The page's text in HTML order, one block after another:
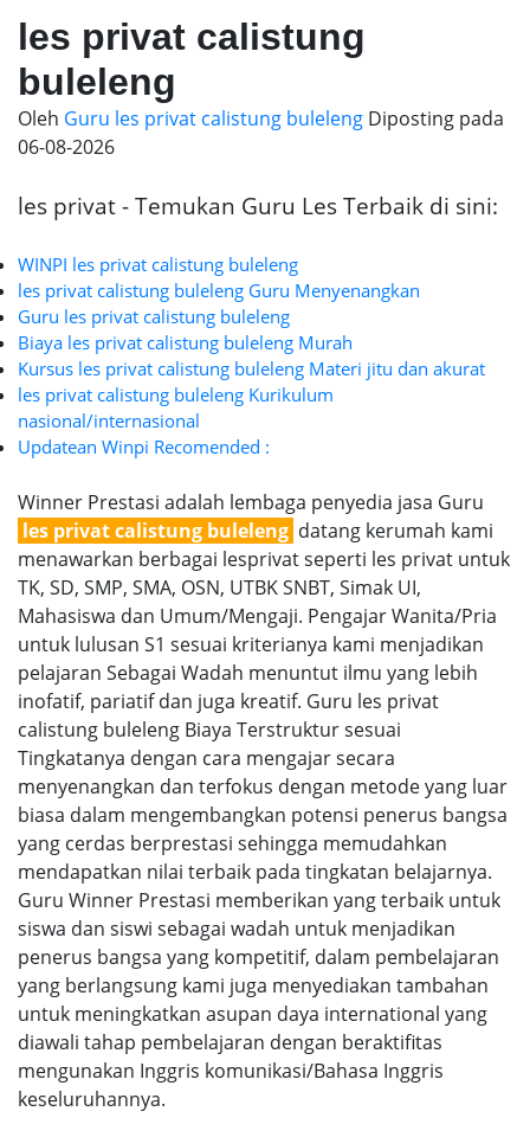
les privat calistung
buleleng
Oleh Guru les privat calistung buleleng Diposting pada
06-08-2026
les privat - Temukan Guru Les Terbaik di sini:
WINPI les privat calistung buleleng
les privat calistung buleleng Guru Menyenangkan
Guru les privat calistung buleleng
Biaya les privat calistung buleleng Murah
Kursus les privat calistung buleleng Materi jitu dan akurat
les privat calistung buleleng Kurikulum
nasional/internasional
Updatean Winpi Recomended :
Winner Prestasi adalah lembaga penyedia jasa Guru
les privat calistung buleleng datang kerumah kami
menawarkan berbagai lesprivat seperti les privat untuk
TK, SD, SMP, SMA, OSN, UTBK SNBT, Simak UI,
Mahasiswa dan Umum/Mengaji. Pengajar Wanita/Pria
untuk lulusan S1 sesuai kriterianya kami menjadikan
pelajaran Sebagai Wadah menuntut ilmu yang lebih
inofatif, pariatif dan juga kreatif. Guru les privat
calistung buleleng Biaya Terstruktur sesuai
Tingkatanya dengan cara mengajar secara
menyenangkan dan terfokus dengan metode yang luar
biasa dalam mengembangkan potensi penerus bangsa
yang cerdas berprestasi sehingga memudahkan
mendapatkan nilai terbaik pada tingkatan belajarnya.
Guru Winner Prestasi memberikan yang terbaik untuk
siswa dan siswi sebagai wadah untuk menjadikan
penerus bangsa yang kompetitif, dalam pembelajaran
yang berlangsung kami juga menyediakan tambahan
untuk meningkatkan asupan daya international yang
diawali tahap pembelajaran dengan beraktifitas
mengunakan Inggris komunikasi/Bahasa Inggris
keseluruhannya.